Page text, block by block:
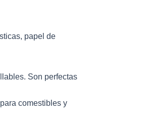
papel de
Son perfectas
comestibles y